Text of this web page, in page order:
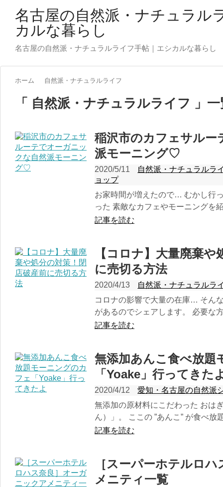
名古屋の自然派・ナチュラル
カルな暮らし
名古屋の自然派・ナチュラルライフ手帖｜エシカルな暮らし
ホーム 自然派・ナチュラルライフ
「 自然派・ナチュラルライフ 」
稲沢市のカフェサルー
派モーニング♡
2020/5/11
自然派・ナチュラルラ
ョップ
お家時間が増えたので… むかし行
った 素敵なカフェやモーニングを
記事を読む
【コロナ】大量廃棄
に売切る方法
2020/4/13
自然派・ナチュラルラ
コロナの影響で大量の在庫… そん
があるのでシェアします。 必要な
記事を読む
無添加あんこ食べ放題
「Yoake」行ってきた
2020/4/12
愛知・名古屋の自然派
無添加の原材料にこだわった おは
ん）」。 ここの ”あんこ” が食べ
記事を読む
［スーパーホテルロ
メニティ一覧